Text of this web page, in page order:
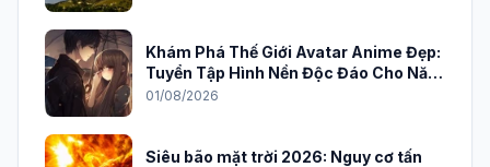
Khám Phá Thế Giới Avatar Anime Đẹp:
Tuyển Tập Hình Nền Độc Đáo Cho Năm
2026
01/08/2026
Siêu bão mặt trời 2026: Nguy cơ tấn